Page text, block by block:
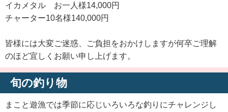
イカメタル お一人様14,000円
チャーター10名様140,000円
皆様には大変ご迷惑、ご負担をおかけしますが何卒ご理解
のほど宜しくお願い申し上げます。
旬の釣り物
まこと遊漁では季節に応じいろいろな釣りにチャレンジし